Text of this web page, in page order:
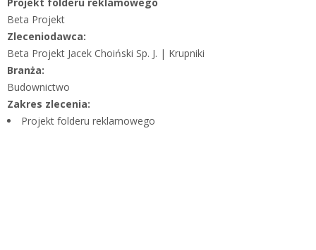
Beta Projekt
Zleceniodawca:
Beta Projekt Jacek Choiński Sp. J. | Krupniki
Branża:
Budownictwo
Zakres zlecenia:
Projekt folderu reklamowego